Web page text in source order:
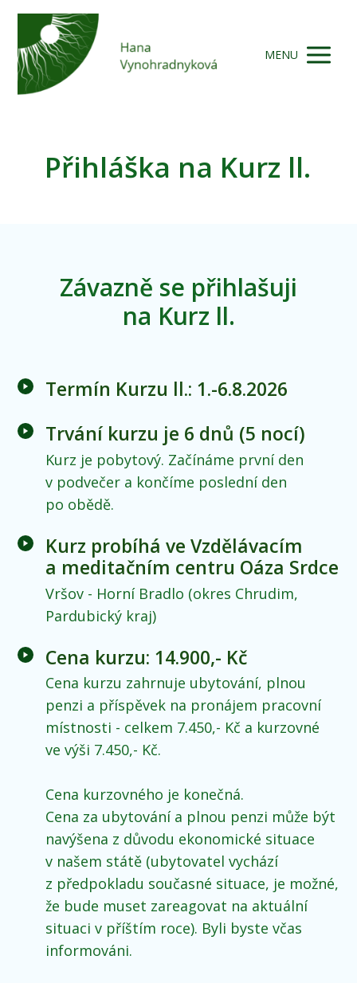
MENU
Přihláška na Kurz ll.
Závazně se přihlašuji
na Kurz ll.
Termín Kurzu ll.: 1.-6.8.2026
Trvání kurzu je 6 dnů (5 nocí)
Kurz je pobytový. Začínáme první den
v podvečer a končíme poslední den
po obědě.
Kurz probíhá ve Vzdělávacím
a meditačním centru Oáza Srdce
Vršov - Horní Bradlo (okres Chrudim,
Pardubický kraj)
Cena kurzu: 14.900,- Kč
Cena kurzu zahrnuje ubytování, plnou
penzi a příspěvek na pronájem pracovní
místnosti - celkem 7.450,- Kč a kurzovné
ve výši 7.450,- Kč.
Cena kurzovného je konečná.
Cena za ubytování a plnou penzi může být
navýšena z důvodu ekonomické situace
v našem státě (ubytovatel vychází
z předpokladu současné situace, je možné,
že bude muset zareagovat na aktuální
situaci v příštím roce). Byli byste včas
informováni.